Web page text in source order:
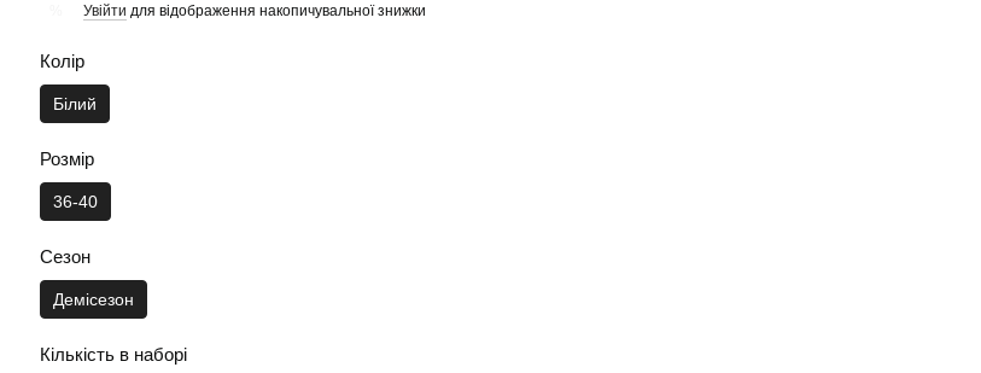
Увійти для відображення накопичувальної знижки
Колір
Білий
Розмір
36-40
Сезон
Демісезон
Кількість в наборі